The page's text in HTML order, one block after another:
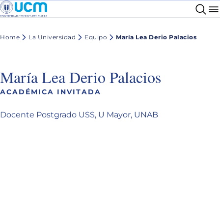
Home La Universidad Equipo María Lea Derio Palacios
María Lea Derio Palacios
ACADÉMICA INVITADA
Docente Postgrado USS, U Mayor, UNAB